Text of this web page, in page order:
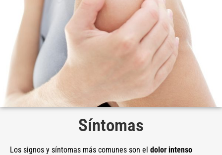
Síntomas
Los signos y síntomas más comunes son el dolor intenso